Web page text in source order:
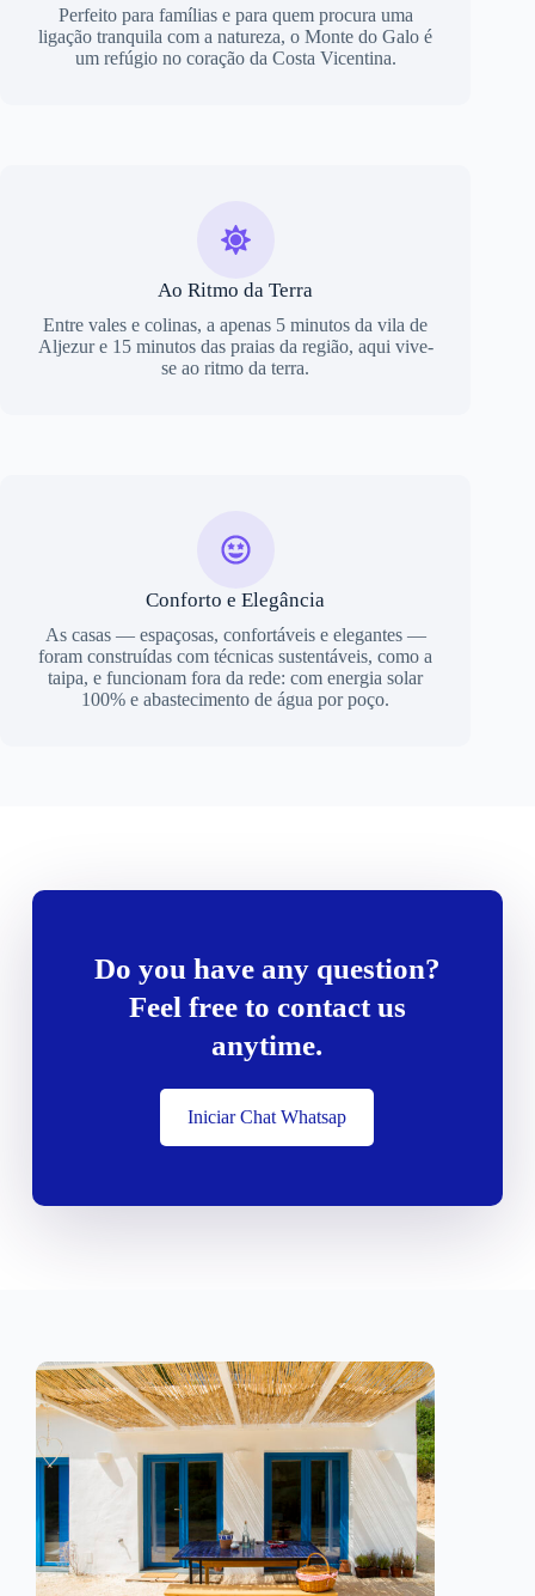
Perfeito para famílias e para quem procura uma
ligação tranquila com a natureza, o Monte do Galo é
um refúgio no coração da Costa Vicentina.
Ao Ritmo da Terra
Entre vales e colinas, a apenas 5 minutos da vila de
Aljezur e 15 minutos das praias da região, aqui vive-
se ao ritmo da terra.
Conforto e Elegância
As casas — espaçosas, confortáveis e elegantes —
foram construídas com técnicas sustentáveis, como a
taipa, e funcionam fora da rede: com energia solar
100% e abastecimento de água por poço.
Do you have any question?
Feel free to contact us
anytime.
Iniciar Chat Whatsap